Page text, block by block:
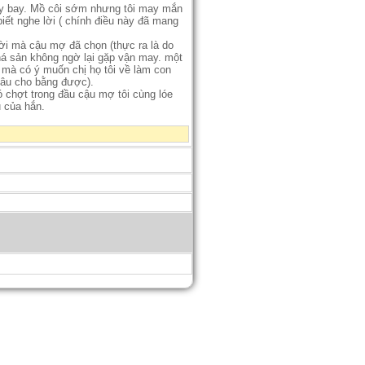
bay. Mồ côi sớm nhưng tôi may mắn
nghe lời ( chính điều này đã mang
mà cậu mợ đã chọn (thực ra là do
sản không ngờ lại gặp vận may. một
có ý muốn chị họ tôi về làm con
cho bằng được).
trong đầu cậu mợ tôi cùng lóe
hắn.